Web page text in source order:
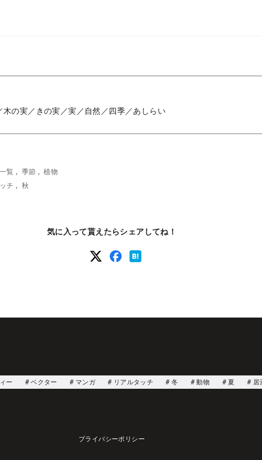
木の実／きの実／実／自然／四季／あしらい
覧 季節
植物
チ 秋
気に入って貰えたらシェアしてね！
ー ベクター マンガ リアルタッチ 冬 動物 夏 居
プライバシーポリシー